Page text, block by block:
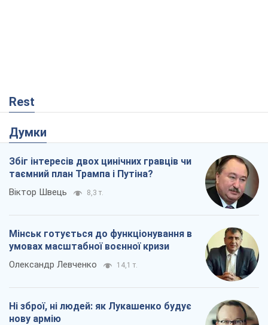
Rest
Думки
Збіг інтересів двох цинічних гравців чи
таємний план Трампа і Путіна?
Віктор Швець 8,3 т.
Мінськ готується до функціонування в
умовах масштабної воєнної кризи
Олександр Левченко 14,1 т.
Ні зброї, ні людей: як Лукашенко будує
нову армію